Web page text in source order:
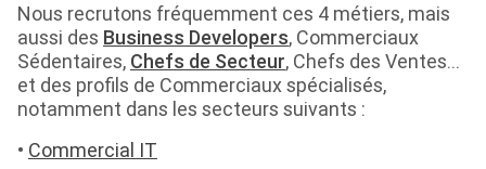
Nous recrutons fréquemment ces 4 métiers, mais
aussi des Business Developers, Commerciaux
Sédentaires, Chefs de Secteur, Chefs des Ventes…
et des profils de Commerciaux spécialisés,
notamment dans les secteurs suivants :
Commercial IT